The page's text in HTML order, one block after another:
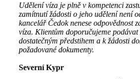
Udělení víza je plně v kompetenci
zamítnutí žádosti o jeho udělení není
kancelář Čedok nenese odpovědnost
víza. Klientům doporučujeme podávat
dostatečným předstihem a k žádosti
požadované dokumenty.
Severní Kypr